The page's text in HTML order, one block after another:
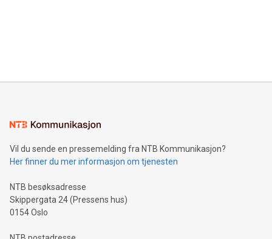
Vil du sende en pressemelding fra NTB Kommunikasjon?
Her finner du mer informasjon om tjenesten
NTB besøksadresse
Skippergata 24 (Pressens hus)
0154 Oslo